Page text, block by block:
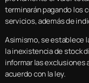
terminarán pagando los
servicios, además de
Asimismo, se establece
la inexistencia de stock
informar las exclusiones
acuerdo con la ley.